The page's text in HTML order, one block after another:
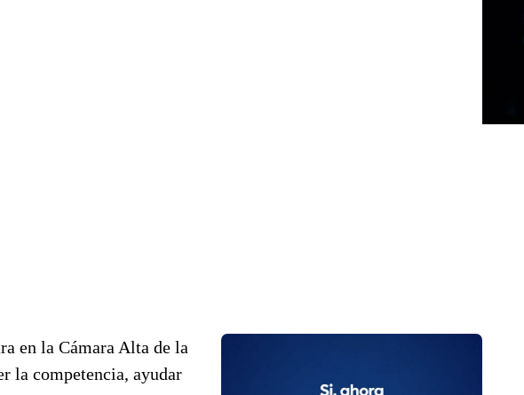
en la Cámara Alta de la
la competencia, ayudar